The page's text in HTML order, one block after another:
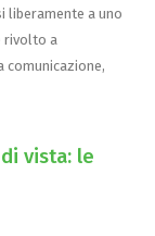
liberamente a uno
rivolto a
vista: le